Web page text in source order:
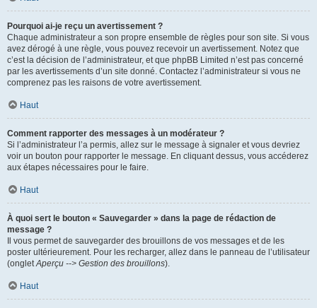
Pourquoi ai-je reçu un avertissement ?
Chaque administrateur a son propre ensemble de règles pour son site. Si vous
avez dérogé à une règle, vous pouvez recevoir un avertissement. Notez que
c’est la décision de l’administrateur, et que phpBB Limited n’est pas concerné
par les avertissements d’un site donné. Contactez l’administrateur si vous ne
comprenez pas les raisons de votre avertissement.
Haut
Comment rapporter des messages à un modérateur ?
Si l’administrateur l’a permis, allez sur le message à signaler et vous devriez
voir un bouton pour rapporter le message. En cliquant dessus, vous accéderez
aux étapes nécessaires pour le faire.
Haut
À quoi sert le bouton « Sauvegarder » dans la page de rédaction de
message ?
Il vous permet de sauvegarder des brouillons de vos messages et de les
poster ultérieurement. Pour les recharger, allez dans le panneau de l’utilisateur
(onglet Aperçu --> Gestion des brouillons).
Haut